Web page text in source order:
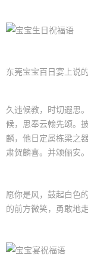
东莞宝宝百日宴上说
久违候教，时切遐思
候，思奉云翰先颂。
麟，他日定属栋梁之
肃贺麟喜。并颂俪安。
愿你是风，鼓起白色
的前方微笑，勇敢地